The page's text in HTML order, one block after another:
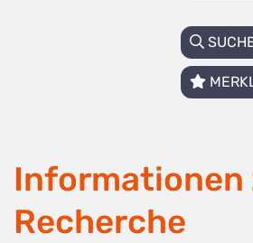
Informationen
Recherche